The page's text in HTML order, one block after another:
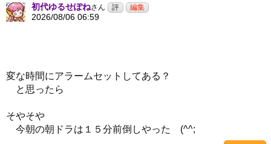
初代ゆるせぽねさん
2026/08/06 06:59
変な時間にアラームセットしてある？
と思ったら
そやそや
今朝の朝ドラは１５分前倒しやった (^^;